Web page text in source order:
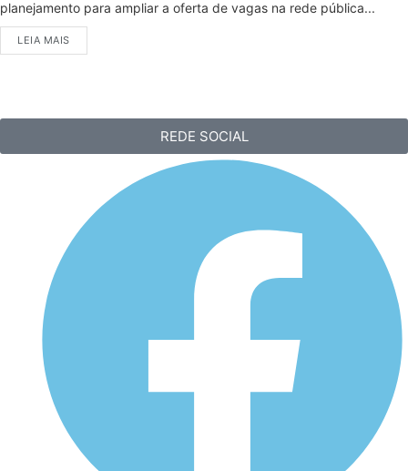
planejamento para ampliar a oferta de vagas na rede pública...
LEIA MAIS
REDE SOCIAL